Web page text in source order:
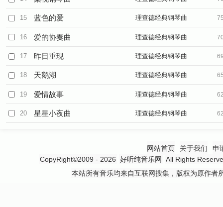
15 蓝色的爱 理查德经典钢琴曲
16 爱的协奏曲 理查德经典钢琴曲
17 昨日重现 理查德经典钢琴曲
18 天鹅湖 理查德经典钢琴曲
19 爱情故事 理查德经典钢琴曲
20 星星小夜曲 理查德经典钢琴曲
网站首页 关于我们
申
CopyRight©2009 - 2026 好听纯音乐网
All Rights
本站所有音乐均来自互联网搜集，版权为原作者